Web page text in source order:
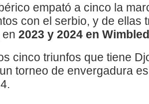
empató a cinco la
con el serbio, y de ellas
2023 y 2024 en
cinco triunfos que tiene
torneo de envergadura